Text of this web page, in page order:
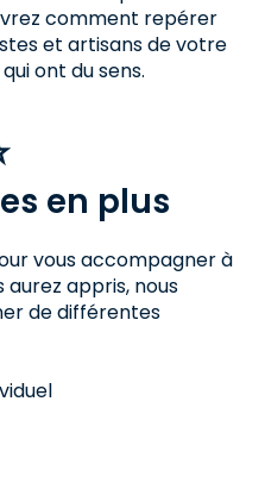
comment repérer
et artisans de votre
ont du sens.
en plus
vous accompagner à
appris, nous
de différentes